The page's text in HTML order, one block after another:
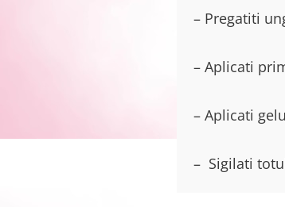
– Pregatiti
– Aplicati
– Aplicati
– Sigilati